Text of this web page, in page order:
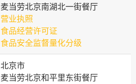
麦当劳北京南湖北一街餐厅
营业执照
食品经营许可证
食品安全监督量化分级
北京市
麦当劳北京和平里东街餐厅